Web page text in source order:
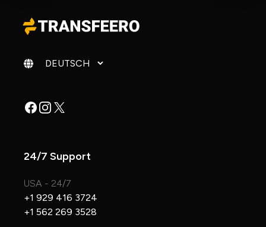
Sprache ändern
Facebook
Instagram
X
24/7 Support
USA - 24/7
+1 929 416 3724
+1 562 269 3528